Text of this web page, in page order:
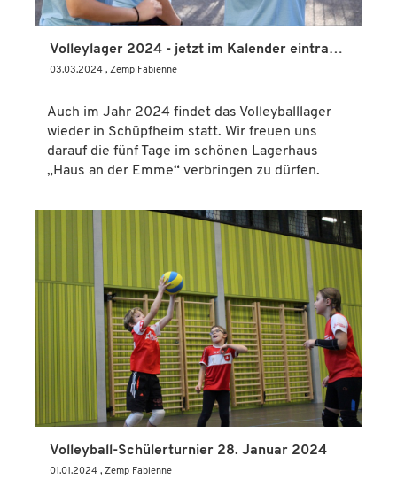
Volleylager 2024 - jetzt im Kalender eintragen!
03.03.2024 , Zemp Fabienne
Auch im Jahr 2024 findet das Volleyballlager
wieder in Schüpfheim statt. Wir freuen uns
darauf die fünf Tage im schönen Lagerhaus
„Haus an der Emme“ verbringen zu dürfen.
Volleyball-Schülerturnier 28. Januar 2024
01.01.2024 , Zemp Fabienne